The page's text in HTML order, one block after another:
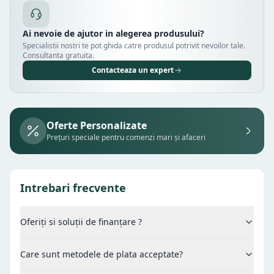
Ai nevoie de ajutor in alegerea produsului?
Specialistii nostri te pot ghida catre produsul potrivit nevoilor tale.
Consultanta gratuita.
Contacteaza un expert
Oferte Personalizate
Prețuri speciale pentru comenzi mari și afaceri
Intrebari frecvente
Oferiți si soluții de finanțare ?
Care sunt metodele de plata acceptate?